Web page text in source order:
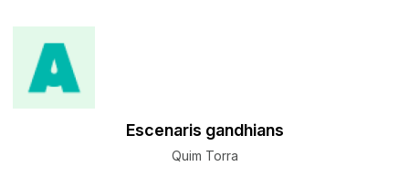
Escenaris gandhians
Quim Torra